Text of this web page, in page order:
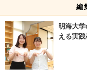
編
明海大
える実